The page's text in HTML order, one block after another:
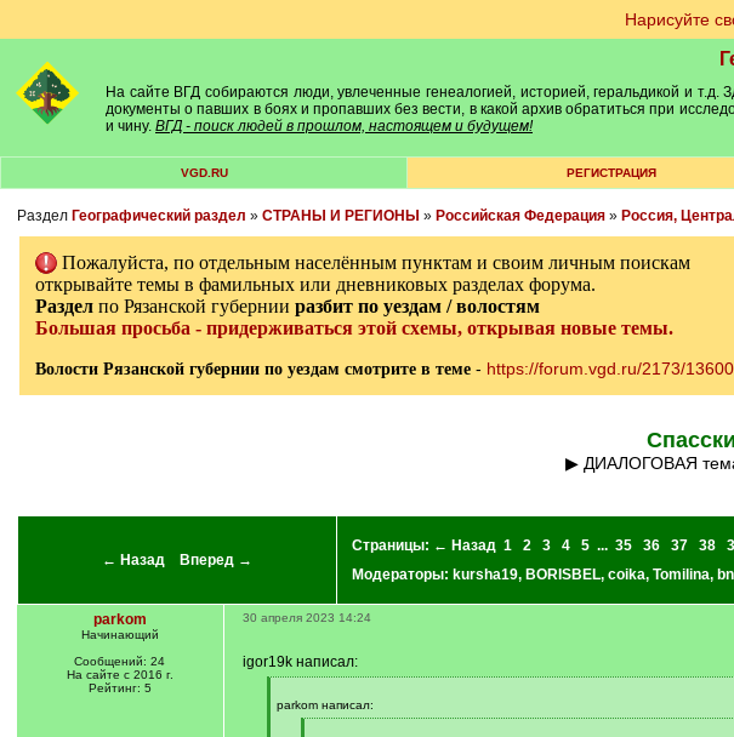
Нарисуйте
На сайте ВГД собираются люди, увлеченные генеалогией, историей, геральдикой и т.д.
документы о павших в боях и пропавших без вести, в какой архив обратиться при
и чину. ВГД - поиск людей в прошлом, настоящем и будущем!
VGD.RU РЕГИСТРАЦИЯ
Раздел Географический раздел » СТРАНЫ И РЕГИОНЫ » Российская Федерация» Россия,
Пожалуйста, по отдельным населённым пунктам и своим личным поискам
открывайте темы в фамильных или дневниковых разделах форума.
Разделпо Рязанской губернии разбит по уездам / волостям
Большая просьба - придерживаться этой схемы, открывая новые темы.
Волости Рязанской губернии по уездам смотрите в теме- https://forum.vgd.ru/2173/
▶ ДИАЛОГОВАЯ
← Назад Вперед →
Страницы: ← Назад 1 2 3 4 5 ... 35 36 37 38
Модераторы: kursha19, BORISBEL, coika, Tomilina,
parkom
Начинающий
Сообщений: 24
На сайте с 2016 г.
Рейтинг: 5
30 апреля 2023 14:24
igor19k написал:
q
parkom написал: